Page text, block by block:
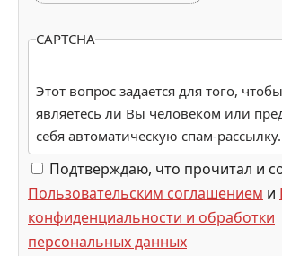
CAPTCHA
Этот вопрос задается для того,
являетесь ли Вы человеком или
себя автоматическую спам-рассылку.
Подтверждаю, что прочитал и
Пользовательским соглашением и
конфиденциальности и обработки
персональных данных